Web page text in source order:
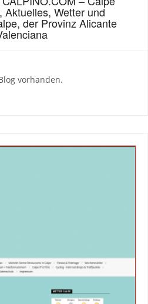
Aktuelles, Wetter und
der Provinz Alicante
vorhanden.